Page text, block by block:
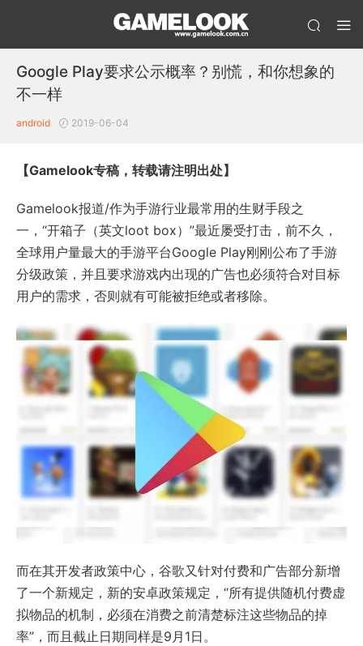
Google Play要求公示概率？别慌，和你想象的
不一样
android 2019-06-04
【Gamelook专稿，转载请注明出处】
Gamelook报道/作为手游行业最常用的生财手段之
一，“开箱子（英文loot box）”最近屡受打击，前不久，
全球用户量最大的手游平台Google Play刚刚公布了手游
分级政策，并且要求游戏内出现的广告也必须符合对目标
用户的需求，否则就有可能被拒绝或者移除。
而在其开发者政策中心，谷歌又针对付费和广告部分新增
了一个新规定，新的安卓政策规定，“所有提供随机付费虚
拟物品的机制，必须在消费之前清楚标注这些物品的掉
率”，而且截止日期同样是9月1日。